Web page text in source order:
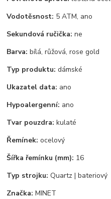
Vodotěsnost: 5 ATM, ano
Sekundová ručička: ne
Barva: bílá, růžová, rose gold
Typ produktu: dámské
Ukazatel data: ano
Hypoalergenní: ano
Tvar pouzdra: kulaté
Řemínek: ocelový
Šířka řemínku (mm): 16
Typ strojku: Quartz | bateriový
Značka: MINET